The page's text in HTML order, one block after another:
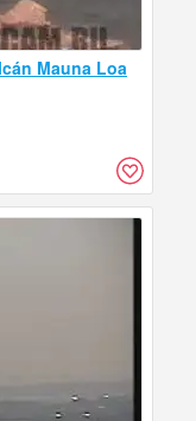
Mauna Loa